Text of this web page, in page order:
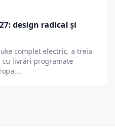
design radical și
complet electric, a treia
cu livrări programate